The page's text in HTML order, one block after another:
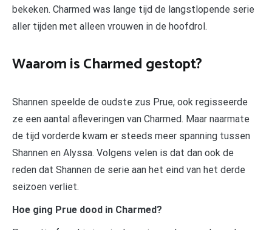
bekeken. Charmed was lange tijd de langstlopende serie
aller tijden met alleen vrouwen in de hoofdrol.
Waarom is Charmed gestopt?
Shannen speelde de oudste zus Prue, ook regisseerde
ze een aantal afleveringen van Charmed. Maar naarmate
de tijd vorderde kwam er steeds meer spanning tussen
Shannen en Alyssa. Volgens velen is dat dan ook de
reden dat Shannen de serie aan het eind van het derde
seizoen verliet.
Hoe ging Prue dood in Charmed?